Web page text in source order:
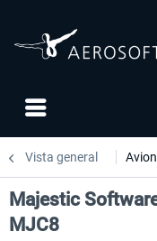
Vista general
Majestic
MJC8